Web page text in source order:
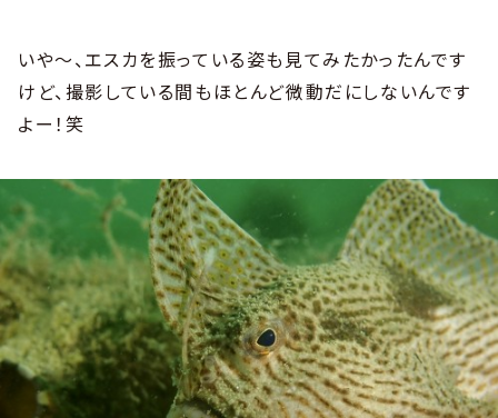
いや～、エスカを振っている姿も見てみたかったんです
けど、撮影している間もほとんど微動だにしないんです
よー！笑